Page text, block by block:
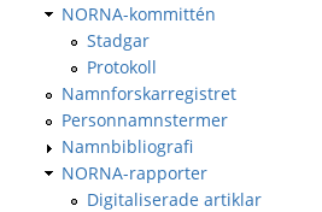
NORNA-kommittén
Stadgar
Protokoll
Namnforskarregistret
Personnamnstermer
Namnbibliografi
NORNA-rapporter
Digitaliserade artiklar